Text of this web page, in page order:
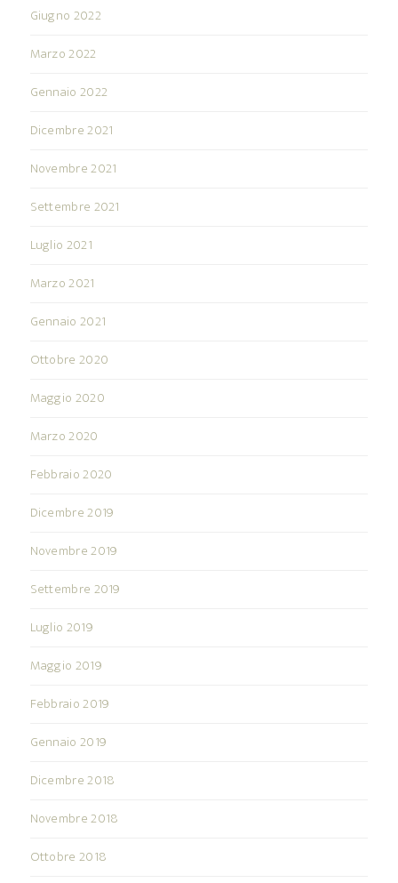
Giugno 2022
Marzo 2022
Gennaio 2022
Dicembre 2021
Novembre 2021
Settembre 2021
Luglio 2021
Marzo 2021
Gennaio 2021
Ottobre 2020
Maggio 2020
Marzo 2020
Febbraio 2020
Dicembre 2019
Novembre 2019
Settembre 2019
Luglio 2019
Maggio 2019
Febbraio 2019
Gennaio 2019
Dicembre 2018
Novembre 2018
Ottobre 2018